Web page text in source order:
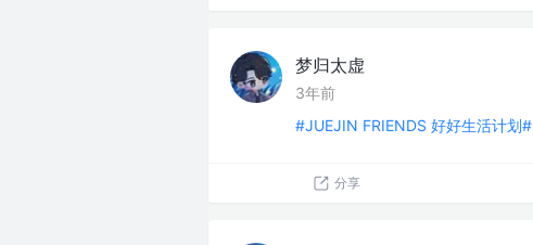
梦归太虚
3年前
#JUEJIN FRIENDS 好好生活计划#
分享